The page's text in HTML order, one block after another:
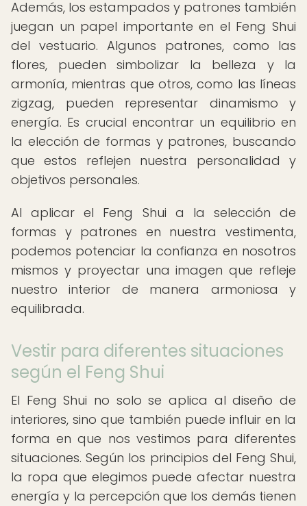
Además, los estampados y patrones también
juegan un papel importante en el Feng Shui
del vestuario. Algunos patrones, como las
flores, pueden simbolizar la belleza y la
armonía, mientras que otros, como las líneas
zigzag, pueden representar dinamismo y
energía. Es crucial encontrar un equilibrio en
la elección de formas y patrones, buscando
que estos reflejen nuestra personalidad y
objetivos personales.
Al aplicar el Feng Shui a la selección de
formas y patrones en nuestra vestimenta,
podemos potenciar la confianza en nosotros
mismos y proyectar una imagen que refleje
nuestro interior de manera armoniosa y
equilibrada.
Vestir para diferentes situaciones
según el Feng Shui
El Feng Shui no solo se aplica al diseño de
interiores, sino que también puede influir en la
forma en que nos vestimos para diferentes
situaciones. Según los principios del Feng Shui,
la ropa que elegimos puede afectar nuestra
energía y la percepción que los demás tienen